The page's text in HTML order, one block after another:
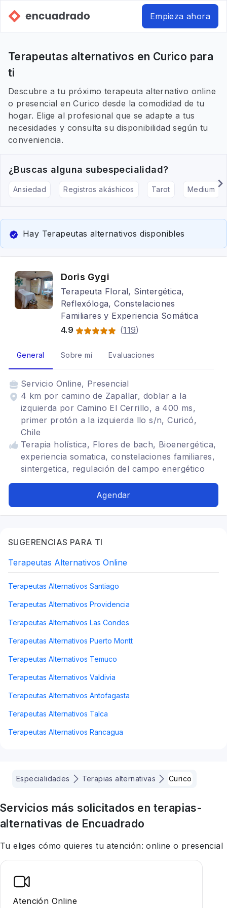
Empieza ahora
Terapeutas alternativos en Curico para
ti
Descubre a tu próximo terapeuta alternativo online
o presencial en Curico desde la comodidad de tu
hogar. Elige al profesional que se adapte a tus
necesidades y consulta su disponibilidad según tu
conveniencia.
¿Buscas alguna subespecialidad?
Ansiedad Registros akáshicos Tarot Medium
Hay Terapeutas alternativos disponibles
Doris Gygi
Terapeuta Floral, Sintergética,
Reflexóloga, Constelaciones
Familiares y Experiencia Somática
4.9
(119)
General Sobre mí Evaluaciones
Servicio Online, Presencial
4 km por camino de Zapallar, doblar a la
izquierda por Camino El Cerrillo, a 400 ms,
primer protón a la izquierda llo s/n, Curicó,
Chile
Terapia holística, Flores de bach, Bioenergética,
experiencia somatica, constelaciones familiares,
sintergetica, regulación del campo energético
Agendar
SUGERENCIAS PARA TI
Terapeutas Alternativos Online
Terapeutas Alternativos Santiago
Terapeutas Alternativos Providencia
Terapeutas Alternativos Las Condes
Terapeutas Alternativos Puerto Montt
Terapeutas Alternativos Temuco
Terapeutas Alternativos Valdivia
Terapeutas Alternativos Antofagasta
Terapeutas Alternativos Talca
Terapeutas Alternativos Rancagua
Especialidades Terapias alternativas Curico
Servicios más solicitados en terapias-
alternativas de Encuadrado
Tu eliges cómo quieres tu atención: online o presencial
Atención Online